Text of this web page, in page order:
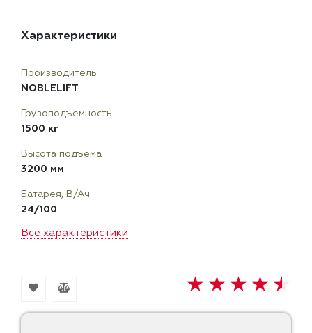
Характеристики
Все характеристики
Производитель
NOBLELIFT
Грузоподъемность
1500 кг
Высота подъема
3200 мм
Батарея, В/Ач
24/100